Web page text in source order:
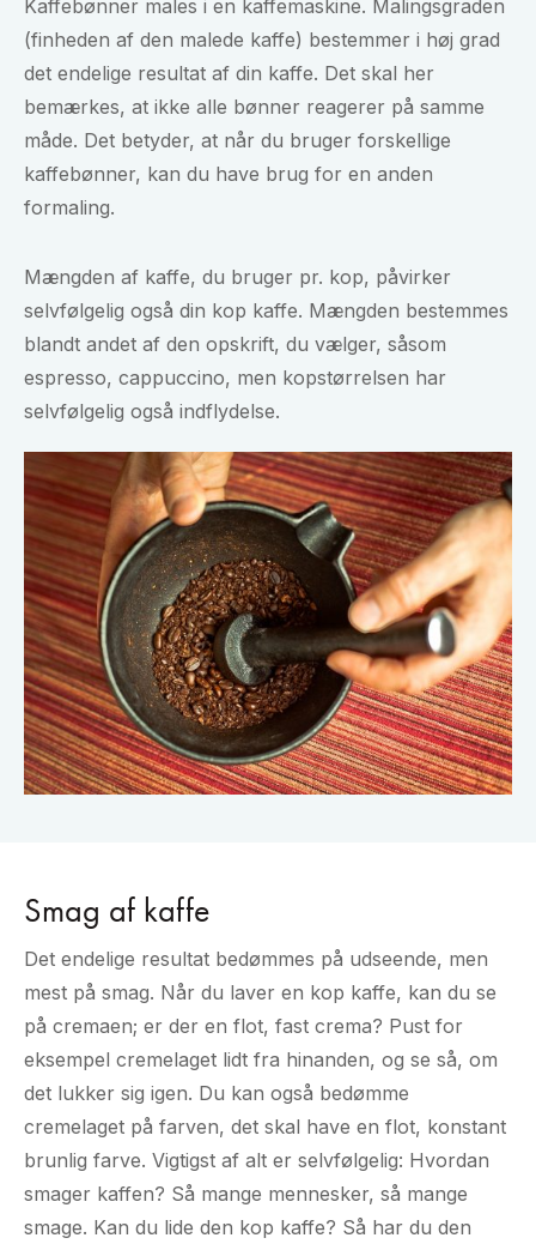
Kaffebønner males i en kaffemaskine. Malingsgraden
(finheden af den malede kaffe) bestemmer i høj grad
det endelige resultat af din kaffe. Det skal her
bemærkes, at ikke alle bønner reagerer på samme
måde. Det betyder, at når du bruger forskellige
kaffebønner, kan du have brug for en anden
formaling.
Mængden af kaffe, du bruger pr. kop, påvirker
selvfølgelig også din kop kaffe. Mængden bestemmes
blandt andet af den opskrift, du vælger, såsom
espresso, cappuccino, men kopstørrelsen har
selvfølgelig også indflydelse.
Smag af kaffe
Det endelige resultat bedømmes på udseende, men
mest på smag. Når du laver en kop kaffe, kan du se
på cremaen; er der en flot, fast crema? Pust for
eksempel cremelaget lidt fra hinanden, og se så, om
det lukker sig igen. Du kan også bedømme
cremelaget på farven, det skal have en flot, konstant
brunlig farve. Vigtigst af alt er selvfølgelig: Hvordan
smager kaffen? Så mange mennesker, så mange
smage. Kan du lide den kop kaffe? Så har du den